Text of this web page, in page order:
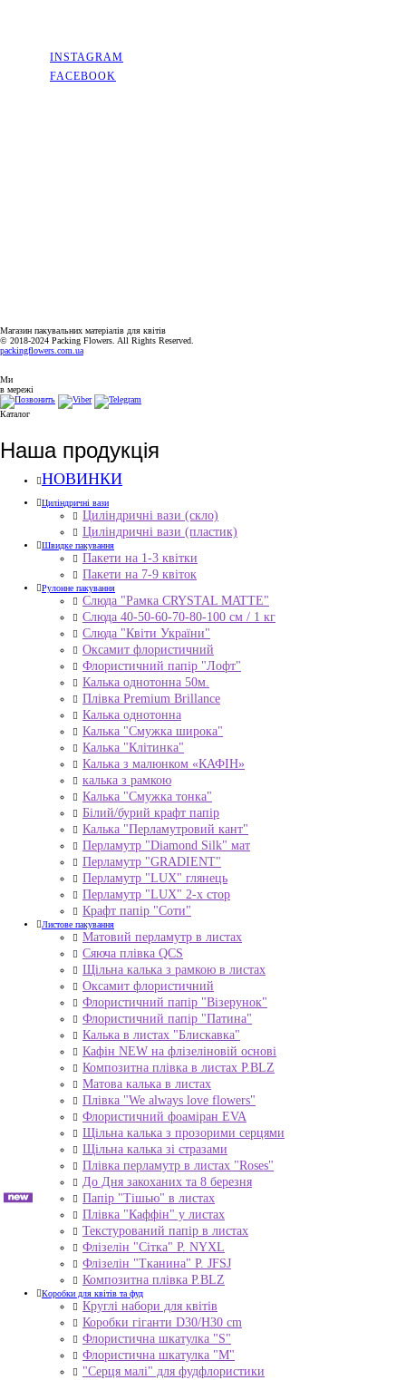
INSTAGRAM
FACEBOOK
Магазин пакувальних матеріалів для квітів
© 2018-2024 Packing Flowers. All Rights Reserved.
packingflowers.com.ua
Ми
в мережі
Каталог
Наша продукція
НОВИНКИ
Циліндричні вази
Циліндричні вази (скло)
Циліндричні вази (пластик)
Швидке пакування
Пакети на 1-3 квітки
Пакети на 7-9 квіток
Рулонне пакування
Слюда "Рамка CRYSTAL MATTE"
Слюда 40-50-60-70-80-100 см / 1 кг
Слюда "Квіти України"
Оксамит флористичний
Флористичний папір "Лофт"
Калька однотонна 50м.
Плівка Premium Brillance
Калька однотонна
Калька "Смужка широка"
Калька "Клітинка"
Калька з малюнком «КАФІН»
калька з рамкою
Калька "Смужка тонка"
Білий/бурий крафт папір
Калька "Перламутровий кант"
Перламутр "Diamond Silk" мат
Перламутр "GRADIENT"
Перламутр "LUX" глянець
Перламутр "LUX" 2-х стор
Крафт папір "Соти"
Листове пакування
Матовий перламутр в листах
Сяюча плівка QCS
Щільна калька з рамкою в листах
Оксамит флористичний
Флористичний папір "Візерунок"
Флористичний папір "Патина"
Калька в листах "Блискавка"
Кафін NEW на флізеліновій основі
Композитна плівка в листах Р.BLZ
Матова калька в листах
Плівка "We always love flowers"
Флористичний фоаміран EVA
Щільна калька з прозорими серцями
Щільна калька зі стразами
Плівка перламутр в листах "Roses"
До Дня закоханих та 8 березня
Папір "Тішью" в листах
Плівка "Каффін" у листах
Текстурований папір в листах
Флізелін "Сітка" P. NYXL
Флізелін "Тканина" P. JFSJ
Композитна плівка Р.BLZ
Коробки для квітів та фуд
Круглі набори для квітів
Коробки гіганти D30/H30 cm
Флористична шкатулка "S"
Флористична шкатулка "М"
"Серця малі" для фудфлористики